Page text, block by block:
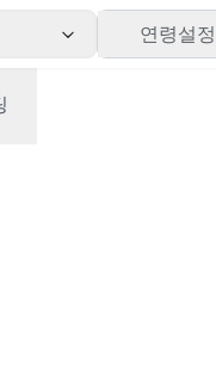
연령설정